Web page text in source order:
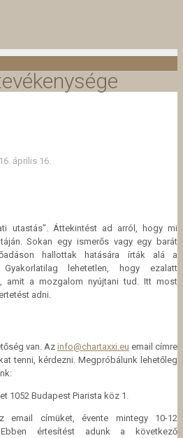
április 16.
utastás”. Áttekintést ad arról, hogy mi
Sokan egy ismerős vagy egy barát
hallottak hatására írták alá a
lehetetlen, hogy ezalatt
amit a mozgalom nyújtani tud. Itt most
adni.
van. Az info@chartaxxi.eu email címre
tenni, kérdezni. Megpróbálunk lehetőleg
1052 Budapest Piarista köz 1.
email címüket, évente mintegy 10-12
értesítést adunk a következő